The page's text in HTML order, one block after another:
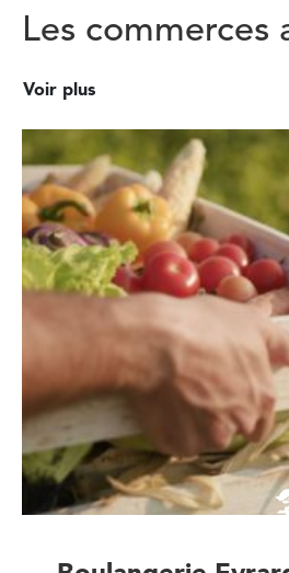
Les commerces
Voir plus